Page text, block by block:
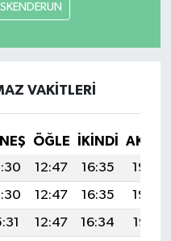
İSKENDERUN
VAKITLERI
ÖĞLE İKINDI
12:47 16:35
19:54
12:47 16:35
19:54
12:47 16:34
19:53